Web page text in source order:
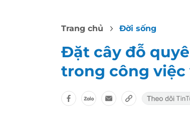
Trang chủ Đời sống
Đặt cây đỗ
trong công việc